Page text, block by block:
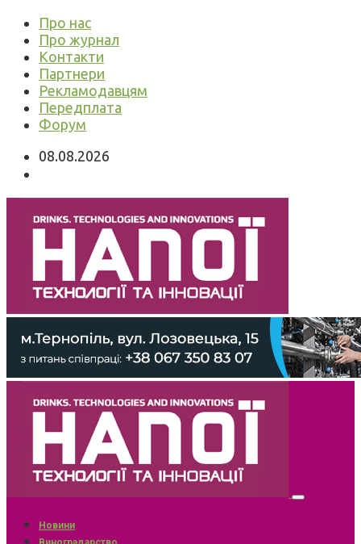
Про нас
Про журнал
Контакти
Партнери
Рекламодавцям
Передплата
Форум
08.08.2026
Новини